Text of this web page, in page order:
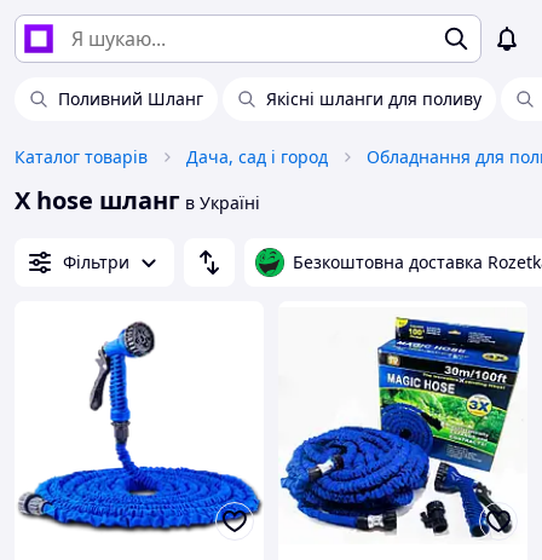
Поливний Шланг Якісні шланги для поливу
Каталог товарів Дача, сад і город Обладнання для
X hose шланг в Україні
Фільтри Безкоштовна доставка